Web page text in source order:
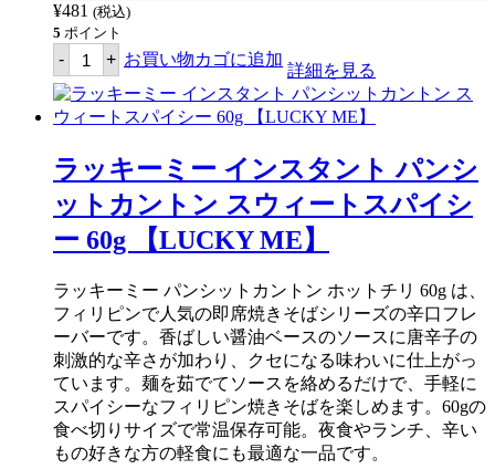
ー
60g
(6
袋
入
り
パ
ク)
【LUCKY
ME】
個
¥481 (税込)
5 ポイント
- ラ
ッ
キ
ー
ミ
イ
ン
タ
ト
ド
ル
(マ
ミ)
ビ
ー
フ
フ
レ
ー
+ お買い物カゴに追加
詳細を見る
ラッキーミー インスタント パンシ
ットカントン スウィートスパイシ
ー 60g 【LUCKY ME】
ラッキーミー パンシットカントン ホットチリ 60g は、
フィリピンで人気の即席焼きそばシリーズの辛口フレ
ーバーです。香ばしい醤油ベースのソースに唐辛子の
刺激的な辛さが加わり、クセになる味わいに仕上がっ
ています。麺を茹でてソースを絡めるだけで、手軽に
スパイシーなフィリピン焼きそばを楽しめます。60gの
食べ切りサイズで常温保存可能。夜食やランチ、辛い
もの好きな方の軽食にも最適な一品です。